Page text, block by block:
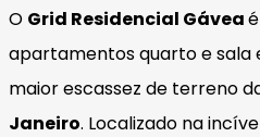
O Grid Residencial Gávea
apartamentos quarto e sala
maior escassez de terreno
Janeiro. Localizado na